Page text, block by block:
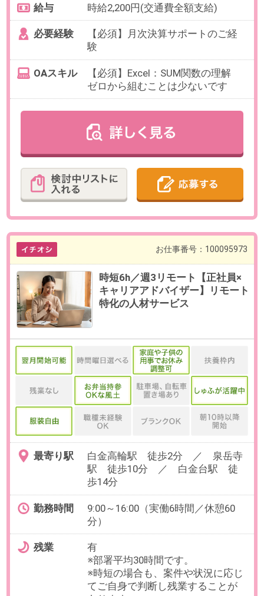
日数
週5日（月～金）
※週3日までリモート勤務が可能で
す。
※雇用形態や状況に応じてリモート
頻度を調整可能です。
※土曜日出勤年4回あり（5月／8月
／11月／2月）
即日～無期
※数ヶ月先スタートもご相談可能で
年収360～500万円想定
※給与は、就業時間・ご経験・スキ
ルに応じて変動いたします。
【給与形態】月給制
【固定残業代／月】40時間／55,000
円～75,000円／超過分別途支給※時
短の場合、固定残業代は個別調整
【賞与】年2回（6月、12月）
土日祝日休み、年末年始休暇、夏
季休暇（5日間）
有給休暇、育児休職制度、介護休
職制度、慶弔休暇
【福利厚生】
社会保険完備、結婚出産祝金、慶
弔見舞金、健康診断
必要経験
【必須】
下記いずれかのご経験（業界不
問：3年以上）
・キャリアアドバイザー(RA)
OAスキル
お仕事番号：100100365
化の人材サービス